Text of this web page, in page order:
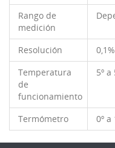
Rango de
medición
Resolución
0,1%
Temperatura
de
funcionamiento
5º a
Termómetro 0º a